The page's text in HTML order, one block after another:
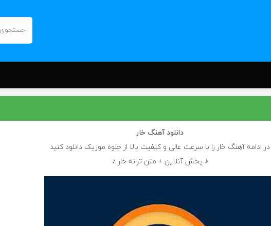
دانلود آهنگ خار
در ادامه آهنگ خار را با سرعت عالی و کیفیت بالا از جلوه موزیک دانلود کنید
♪ پخش آنلاین + متن ترانه خار ♪